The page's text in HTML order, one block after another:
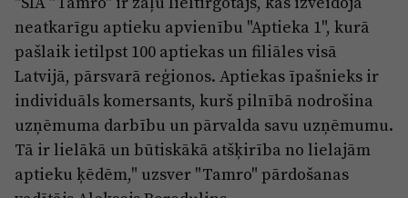
Jūrmala
Par laikrakstu
Privātuma politika
Ētikas kodekss
Lietošanas noteikumi
Pārredzamības paziņojumi
neatkarīgu aptieku apvienību "Aptieka 1", kurā
pašlaik ietilpst 100 aptiekas un filiāles visā
Latvijā, pārsvarā reģionos. Aptiekas īpašnieks ir
individuāls komersants, kurš pilnībā nodrošina
uzņēmuma darbību un pārvalda savu uzņēmumu.
Tā ir lielākā un būtiskākā atšķirība no lielajām
aptieku ķēdēm," uzsver "Tamro" pārdošanas